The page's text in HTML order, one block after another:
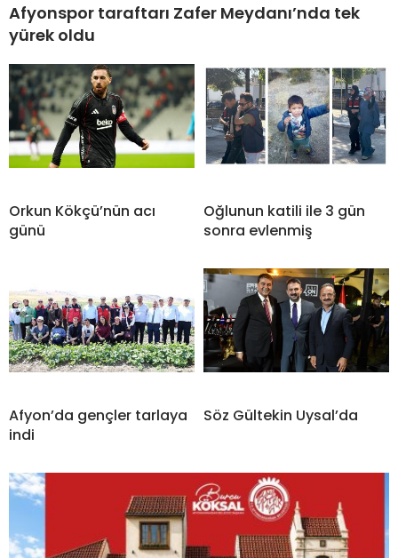
Afyonspor taraftarı Zafer Meydanı’nda tek
yürek oldu
Orkun Kökçü’nün acı
günü
Oğlunun katili ile 3 gün
sonra evlenmiş
Afyon’da gençler tarlaya
indi
Söz Gültekin Uysal’da